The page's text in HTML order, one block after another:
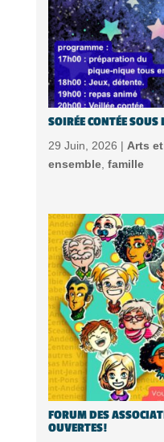
SOIRÉE CONTÉE SOUS
29 Juin, 2026 | Arts
ensemble, famille
FORUM DES
OUVERTES!